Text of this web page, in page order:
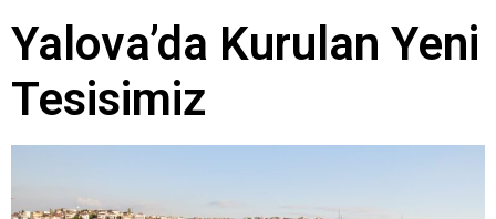
Yalova’da Kurulan Yeni
Tesisimiz